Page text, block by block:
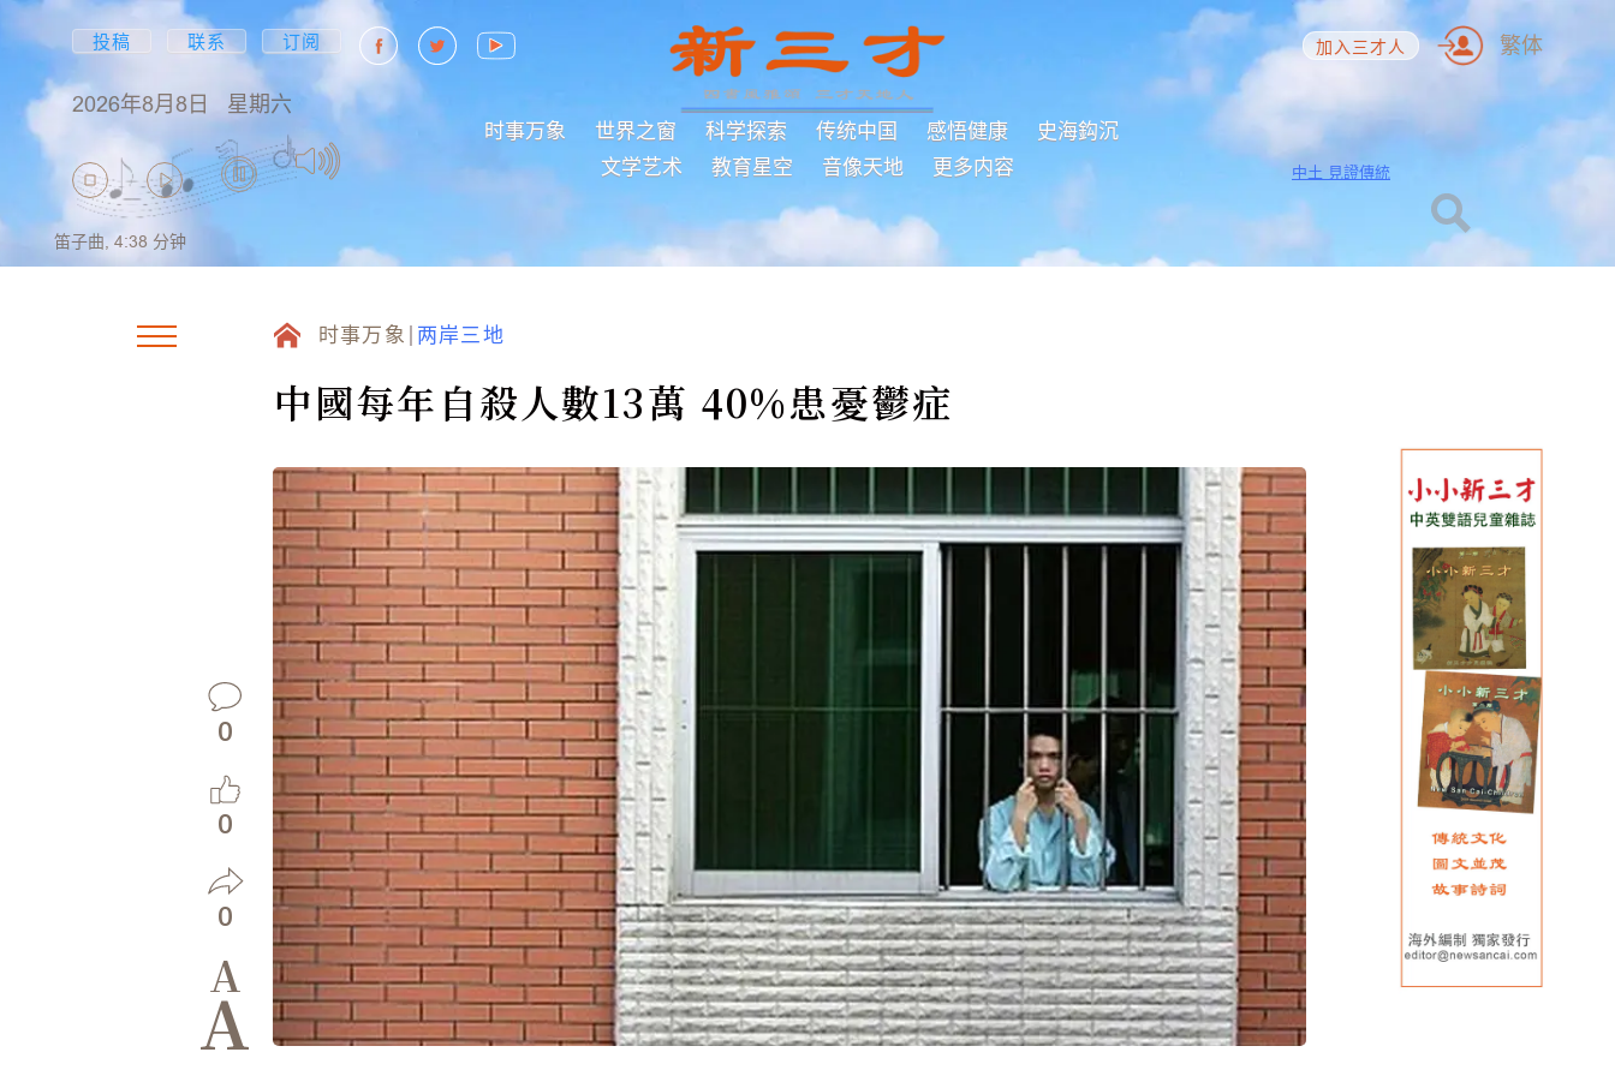
投稿 联系 订阅
2026年8月8日 星期六
时事万象 世界之窗 科学探索 传统中国 感悟健康
史海鈎沉
文学艺术
教育星空 音像天地 更多内容
加入三才人 繁体
中土 見證傳統
笛子曲, 4:38 分钟
时事万象 两岸三地
中國每年自殺人數13萬 40%患憂鬱症
0
0
0
A
A